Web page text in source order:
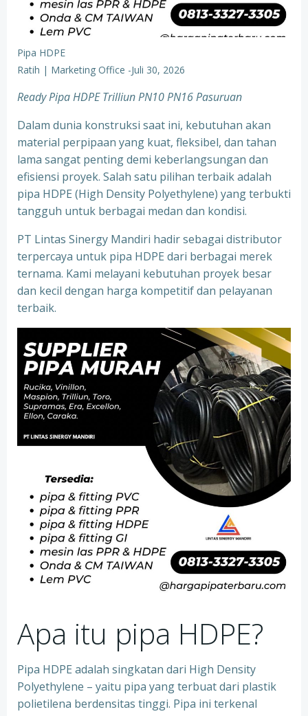
Pipa HDPE
Ratih | Marketing Office -Juli 30, 2026
Ready Pipa HDPE Trilliun PN10 PN16 Pasuruan
Dalam dunia konstruksi saat ini, kebutuhan akan
material perpipaan yang kuat, fleksibel, dan tahan
lama sangat penting demi keberlangsungan dan
efisiensi proyek. Salah satu pilihan terbaik adalah
pipa HDPE (High Density Polyethylene) yang terbukti
tangguh untuk berbagai medan dan kondisi.
PT Lintas Sinergy Mandiri hadir sebagai distributor
terpercaya untuk pipa HDPE dari berbagai merek
ternama. Kami melayani kebutuhan proyek besar
dan kecil dengan harga kompetitif dan pelayanan
terbaik.
Apa itu pipa HDPE?
Pipa HDPE adalah singkatan dari High Density
Polyethylene – yaitu pipa yang terbuat dari plastik
polietilena berdensitas tinggi. Pipa ini terkenal